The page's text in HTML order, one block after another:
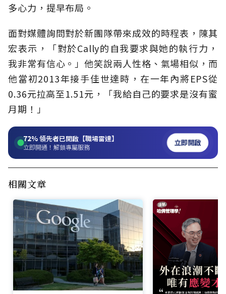
多心力，提早布局。
面對媒體詢問對於新團隊帶來成效的時程表，陳其
宏表示，「對於Cally的自我要求與她的執行力，
我非常有信心。」他笑說兩人性格、氣場相似，而
他當初2013年接手佳世達時，在一年內將EPS從
0.36元拉高至1.51元，「我給自己的要求是沒有蜜
月期！」
72%領先者已開啟【職場雷達】
立即開通！解鎖專屬服務 立即開啟
相關文章